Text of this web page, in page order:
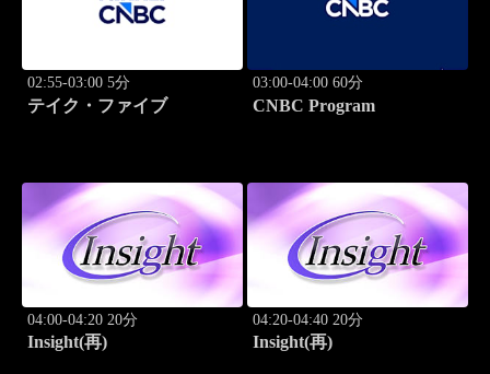
02:55-03:00 5分
テイク・ファイブ
03:00-04:00 60分
CNBC Program
04:00-04:20 20分
Insight(再)
04:20-04:40 20分
Insight(再)